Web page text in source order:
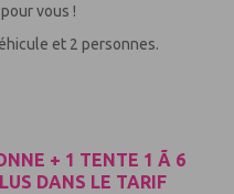
vous !
et 2 personnes.
+ 1 TENTE 1 Ã 6
DANS LE TARIF